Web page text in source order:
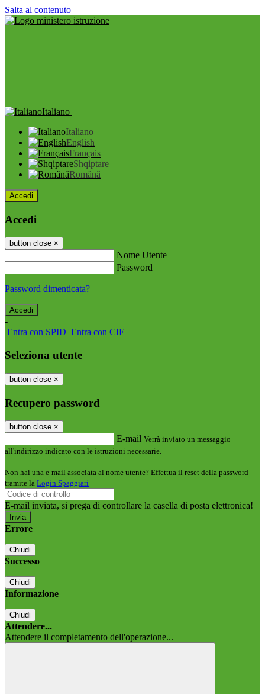
Salta al contenuto
Italiano
Italiano
English
Français
Shqiptare
Română
Accedi
Accedi
button close ×
Nome Utente
Password
Password dimenticata?
-
Entra con SPID Entra con CIE
Seleziona utente
button close ×
Recupero password
button close ×
E-mail Verrà inviato un messaggio
all'indirizzo indicato con le istruzioni necessarie.
Non hai una e-mail associata al nome utente? Effettua il reset della password
tramite la Login Spaggiari
E-mail inviata, si prega di controllare la casella di posta elettronica!
Errore
Chiudi
Successo
Chiudi
Informazione
Chiudi
Attendere...
Attendere il completamento dell'operazione...